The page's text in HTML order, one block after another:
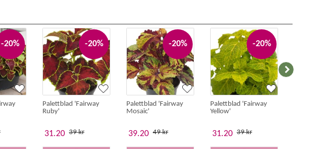
-20% -20%
Palettblad 'Fairway
Ruby'
31.20 39 kr
-20%
Palettblad 'Fairway
Mosaic'
39.20 49 kr
-20%
Palettblad 'Fairway
Yellow'
31.20 39 kr